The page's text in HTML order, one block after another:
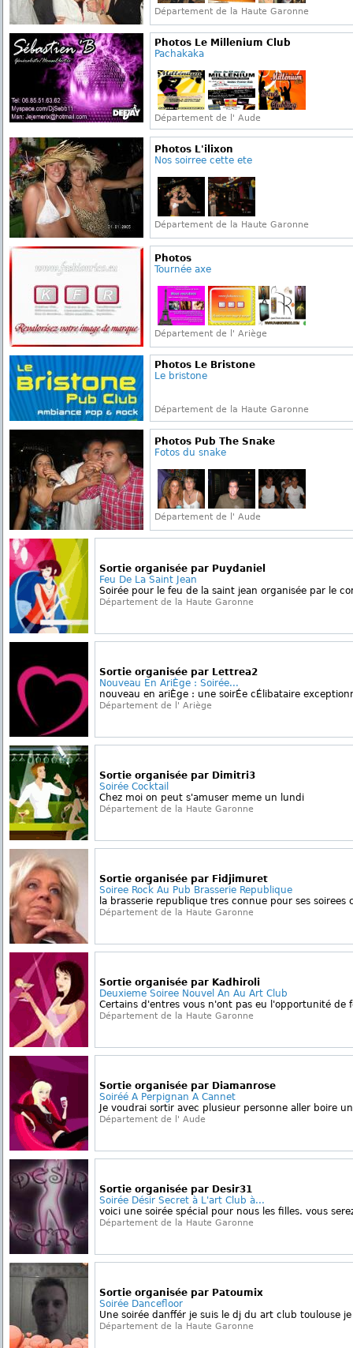
Département de la Haute Garonne
Photos Le Millenium Club
Pachakaka
Département de l' Aude
Photos L'ilixon
Nos soirree cette ete
Département de la Haute Garonne
Photos
Tournée axe
Département de l' Ariège
Photos Le Bristone
Le bristone
Département de la Haute Garonne
Photos Pub The Snake
Fotos du snake
Département de l' Aude
Sortie organisée par Puydaniel
Feu De La Saint Jean
Soirée pour le feu de la saint jean organisée par le
Département de la Haute Garonne
Sortie organisée par Lettrea2
Nouveau En AriÈge : Soirée...
nouveau en ariÈge : une soirÉe cÉlibataire
Département de l' Ariège
Sortie organisée par Dimitri3
Soirée Cocktail
Chez moi on peut s'amuser meme un lundi
Département de la Haute Garonne
Sortie organisée par Fidjimuret
Soiree Rock Au Pub Brasserie Republique
la brasserie republique tres connue pour ses soirees
Département de la Haute Garonne
Sortie organisée par Kadhiroli
Deuxieme Soiree Nouvel An Au Art Club
Certains d'entres vous n'ont pas eu l'opportunité de
Département de la Haute Garonne
Sortie organisée par Diamanrose
Soiréé A Perpignan A Cannet
Je voudrai sortir avec plusieur personne aller boire
Département de l' Aude
Sortie organisée par Desir31
Soirée Désir Secret à L'art Club à...
voici une soirée spécial pour nous les filles. vous
Département de la Haute Garonne
Sortie organisée par Patoumix
Soirée Dancefloor
Une soirée danffér je suis le dj du art club toulouse
Département de la Haute Garonne